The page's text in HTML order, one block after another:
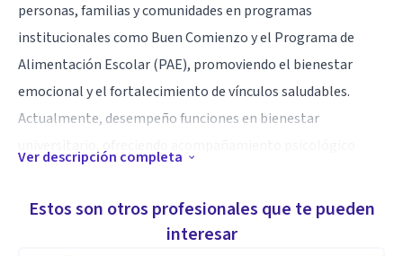
personas, familias y comunidades en programas
institucionales como Buen Comienzo y el Programa de
Alimentación Escolar (PAE), promoviendo el bienestar
emocional y el fortalecimiento de vínculos saludables.
Actualmente, desempeño funciones en bienestar
potencial de cada persona para transformar su historia y
construir un equilibrio entre el bienestar personal,
Ver descripción completa
Estos son otros profesionales que te pueden
interesar